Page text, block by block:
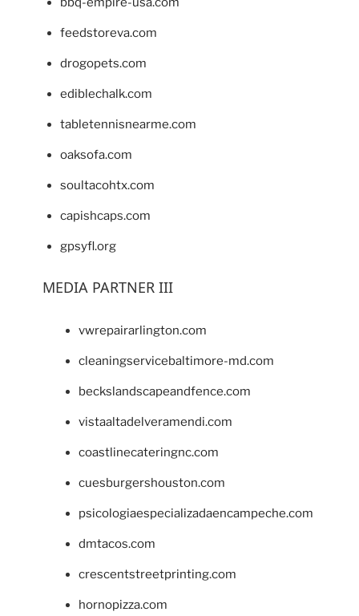
feedstoreva.com
drogopets.com
ediblechalk.com
tabletennisnearme.com
oaksofa.com
soultacohtx.com
capishcaps.com
gpsyfl.org
MEDIA PARTNER III
vwrepairarlington.com
cleaningservicebaltimore-md.com
beckslandscapeandfence.com
vistaaltadelveramendi.com
coastlinecateringnc.com
cuesburgershouston.com
psicologiaespecializadaencampeche.com
dmtacos.com
crescentstreetprinting.com
hornopizza.com